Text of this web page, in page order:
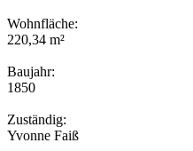
Wohnfläche:
220,34 m²
Baujahr:
1850
Zuständig:
Yvonne Faiß